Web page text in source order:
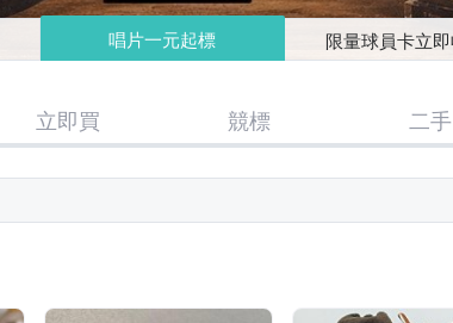
唱片一元起標 限量球員卡立
立即買 競標 二手